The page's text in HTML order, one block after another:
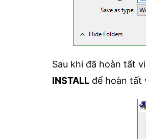
Sau khi đã hoàn tất
INSTALL để hoàn tất